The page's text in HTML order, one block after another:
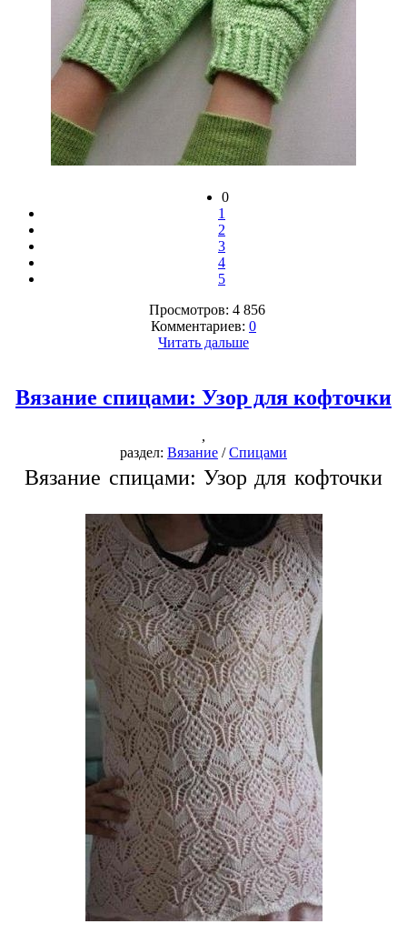
0
1
2
3
4
5
Просмотров: 4 856
Комментариев: 0
Читать дальше
Вязание спицами: Узор для кофточки
,
раздел: Вязание /Спицами
Вязание спицами: Узор для кофточки